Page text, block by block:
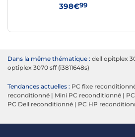
398€99
Dans la même thématique : dell opitplex
optiplex 3070 sff (i3811648s)
Tendances actuelles : PC fixe
reconditionné | Mini PC reconditionné |
PC Dell reconditionné | PC HP